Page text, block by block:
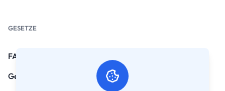
GESETZE
FAQs
Geschäftsbedingungen